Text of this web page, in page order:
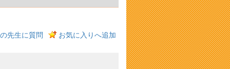
先生に質問 お気に入りへ追加